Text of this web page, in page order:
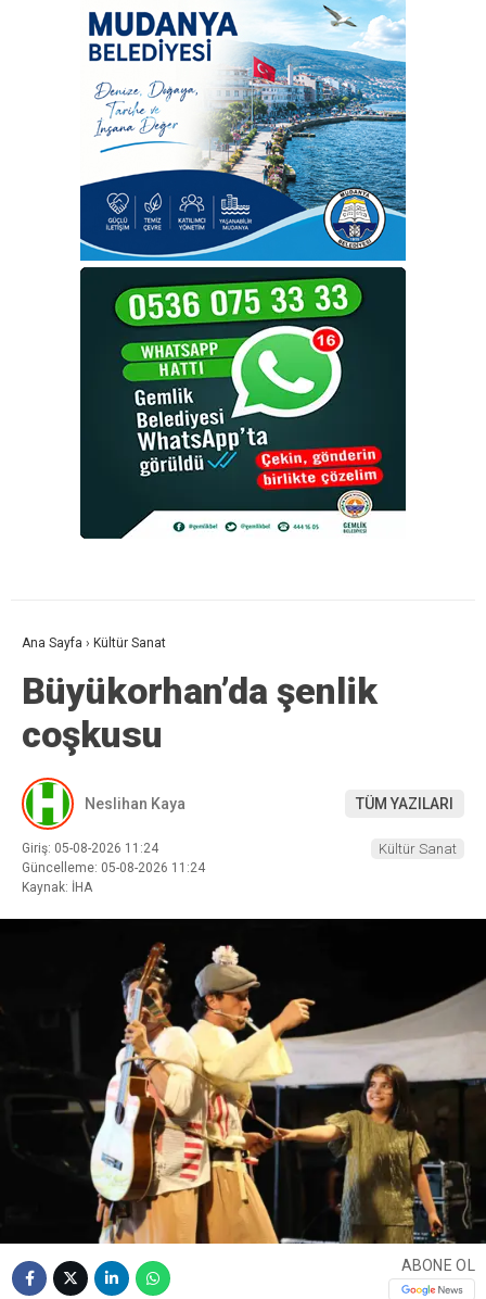
Ana Sayfa › Kültür Sanat
Büyükorhan’da şenlik
coşkusu
Neslihan Kaya TÜM YAZILARI
Giriş: 05-08-2026 11:24
Güncelleme: 05-08-2026 11:24
Kaynak: İHA
Kültür Sanat
ABONE OL